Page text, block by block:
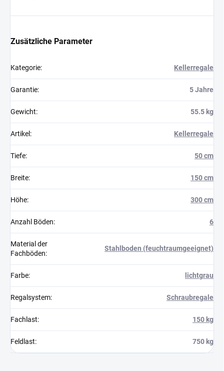
Zusätzliche Parameter
Kategorie: Kellerregale
Garantie: 5 Jahre
Gewicht: 55.5 kg
Artikel : Kellerregale
Tiefe: 50 cm
Breite: 150 cm
Höhe: 300 cm
Anzahl Böden: 6
Material der
Fachböden:
Stahlboden (feuchtraumgeeignet)
Farbe: lichtgrau
Regalsystem: Schraubregale
Fachlast: 150 kg
Feldlast: 750 kg